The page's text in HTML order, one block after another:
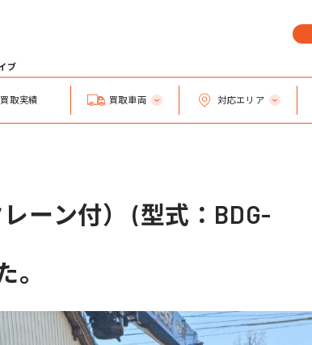
ブ
買取実績 買取車両 対応エリア
ーン付） (型式：BDG-
。